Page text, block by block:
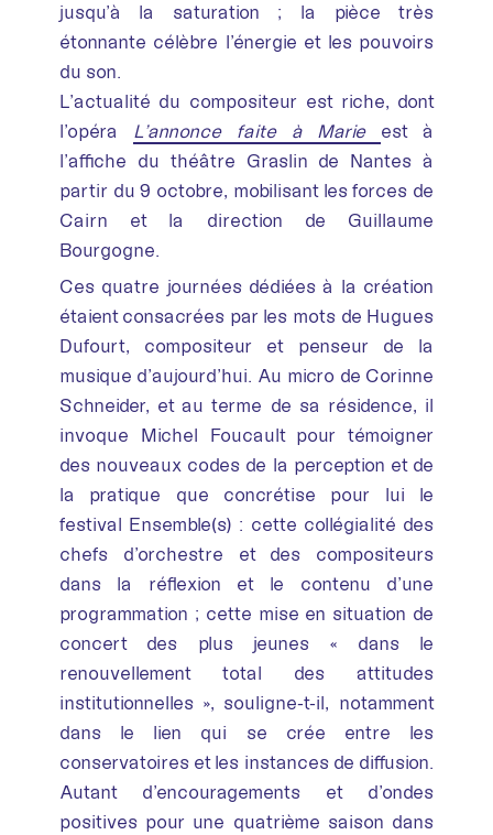
jusqu’à la saturation ; la pièce très
étonnante célèbre l’énergie et les pouvoirs
du son.
L’actualité du compositeur est riche, dont
l’opéra L’annonce faite à Marie
est à
l’affiche du théâtre Graslin de Nantes à
partir du 9 octobre, mobilisant les forces de
Cairn et la direction de Guillaume
Bourgogne.
Ces quatre journées dédiées à la création
étaient consacrées par les mots de Hugues
Dufourt, compositeur et penseur de la
musique d’aujourd’hui. Au micro de Corinne
Schneider, et au terme de sa résidence, il
invoque Michel Foucault pour témoigner
des nouveaux codes de la perception et de
la pratique que concrétise pour lui le
festival Ensemble(s) : cette collégialité des
chefs d’orchestre et des compositeurs
dans la réflexion et le contenu d’une
programmation ; cette mise en situation de
concert des plus jeunes « dans le
renouvellement total des attitudes
institutionnelles », souligne-t-il, notamment
dans le lien qui se crée entre les
conservatoires et les instances de diffusion.
Autant d’encouragements et d’ondes
positives pour une quatrième saison dans